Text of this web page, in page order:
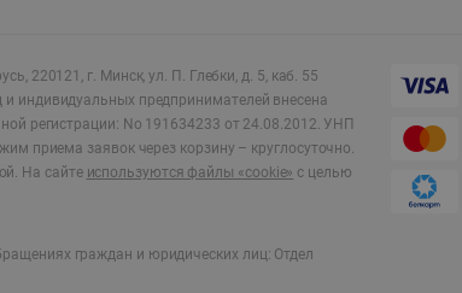
220121, г. Минск, ул. П. Глебки, д. 5, каб. 55
индивидуальных предпринимателей внесена
регистрации: No 191634233 от 24.08.2012. УНП
приема заявок через корзину – круглосуточно.
. На сайте используются файлы «cookie» с целью
граждан и юридических лиц: Отдел